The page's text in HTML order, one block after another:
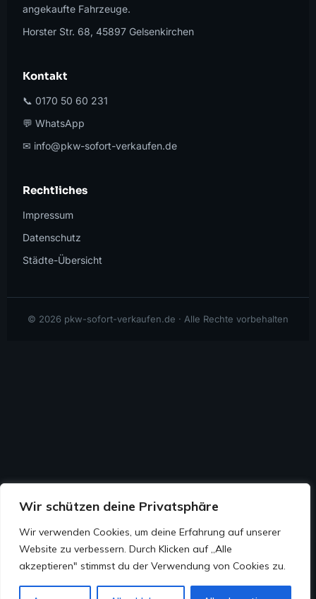
Wir schützen deine Privatsphäre
Wir verwenden Cookies, um deine Erfahrung auf unserer
Website zu verbessern. Durch Klicken auf „Alle
akzeptieren" stimmst du der Verwendung von Cookies zu.
angekaufte Fahrzeuge.
Horster Str. 68, 45897 Gelsenkirchen
Kontakt
📞 0170 50 60 231
💬 WhatsApp
✉ info@pkw-sofort-verkaufen.de
Rechtliches
Impressum
Datenschutz
Städte-Übersicht
© 2026 pkw-sofort-verkaufen.de · Alle Rechte vorbehalten
💬